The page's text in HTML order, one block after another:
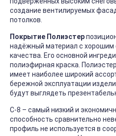
создание вентилируемых
потолков.
Покрытие Полиэстер
надёжный материал с
качества. Его основной
полиэфирная краска.
имеет наиболее широкий
бережной эксплуатации
будут выглядеть
С-8 – самый низкий и
способность сравнительно
профиль не используется в